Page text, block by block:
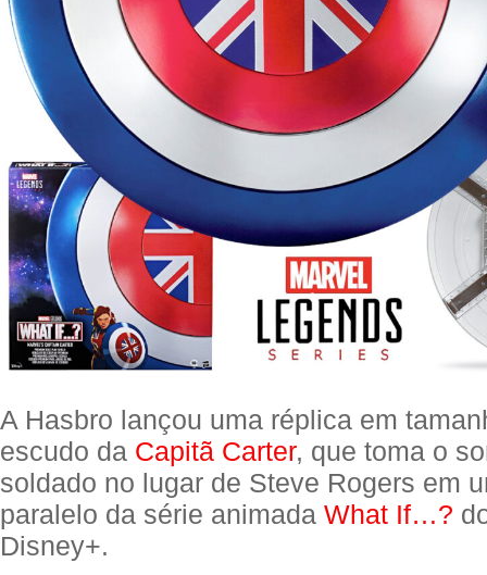
A Hasbro lançou uma réplica em
escudo da Capitã Carter, que toma o
soldado no lugar de Steve Rogers em
paralelo da série animada What If…?
Disney+.